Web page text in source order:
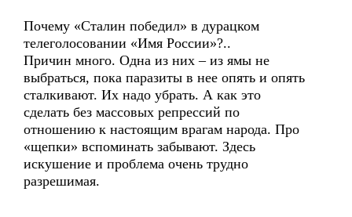
Почему «Сталин победил» в дурацком
телеголосовании «Имя России»?..
Причин много. Одна из них – из ямы не
выбраться, пока паразиты в нее опять и опять
сталкивают. Их надо убрать. А как это
сделать без массовых репрессий по
отношению к настоящим врагам народа. Про
«щепки» вспоминать забывают. Здесь
искушение и проблема очень трудно
разрешимая.